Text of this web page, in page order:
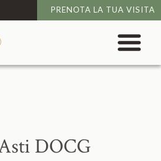
PRENOTA LA TUA VISITA
DOCG